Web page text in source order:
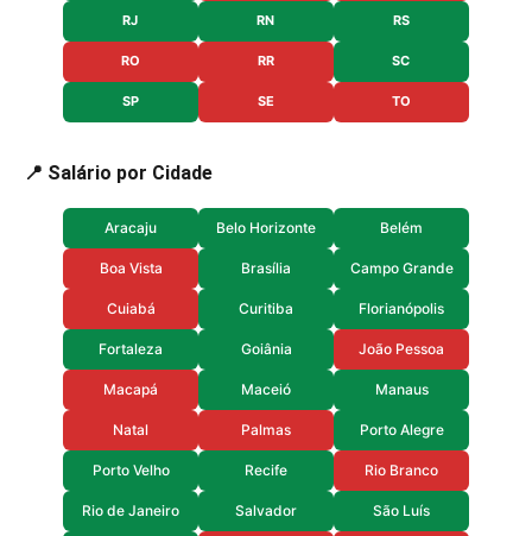
RJ RN RS
RO RR SC
SP SE TO
📍 Salário por Cidade
Aracaju Belo Horizonte Belém
Boa Vista Brasília Campo Grande
Cuiabá Curitiba Florianópolis
Fortaleza Goiânia João Pessoa
Macapá Maceió Manaus
Natal Palmas Porto Alegre
Porto Velho Recife Rio Branco
Rio de Janeiro Salvador São Luís